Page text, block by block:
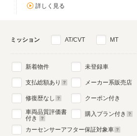
詳しく見る
ミッション AT/CVT MT
新着物件
支払総額あり
修復歴なし
車両品質評価書
付き
未登録車
メーカー系販売店
クーポン付き
購入プラン付き
カーセンサーアフター保証対象車